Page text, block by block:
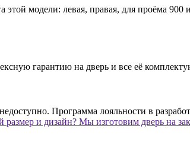
этой модели: левая, правая, для проёма
гарантию на дверь и все её
Программа лояльности в
и дизайн? Мы изготовим дверь на